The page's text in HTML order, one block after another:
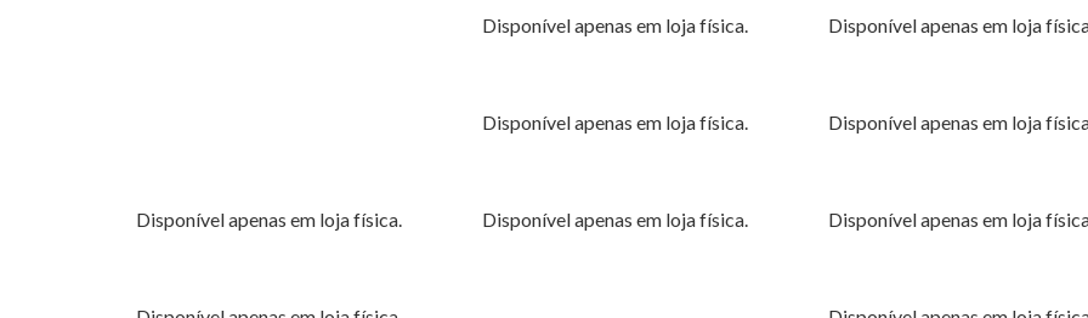
Disponível apenas em loja física. Disponível apenas em loja
Disponível apenas em loja física. Disponível apenas em loja
Disponível apenas em loja física. Disponível apenas em loja física. Disponível apenas em loja